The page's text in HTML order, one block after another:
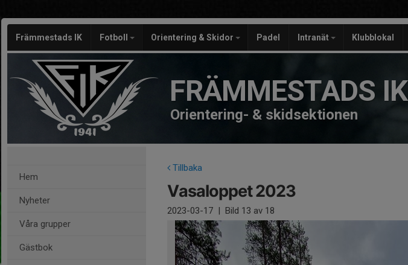
Främmestads IK Fotboll Orientering & Skidor Padel Intranät Klubblokal
FRÄMMESTADS IK
Orientering- & skidsektionen
Hem
Nyheter
Våra grupper
Gästbok
Tillbaka
Vasaloppet 2023
2023-03-17 | Bild 13 av 18